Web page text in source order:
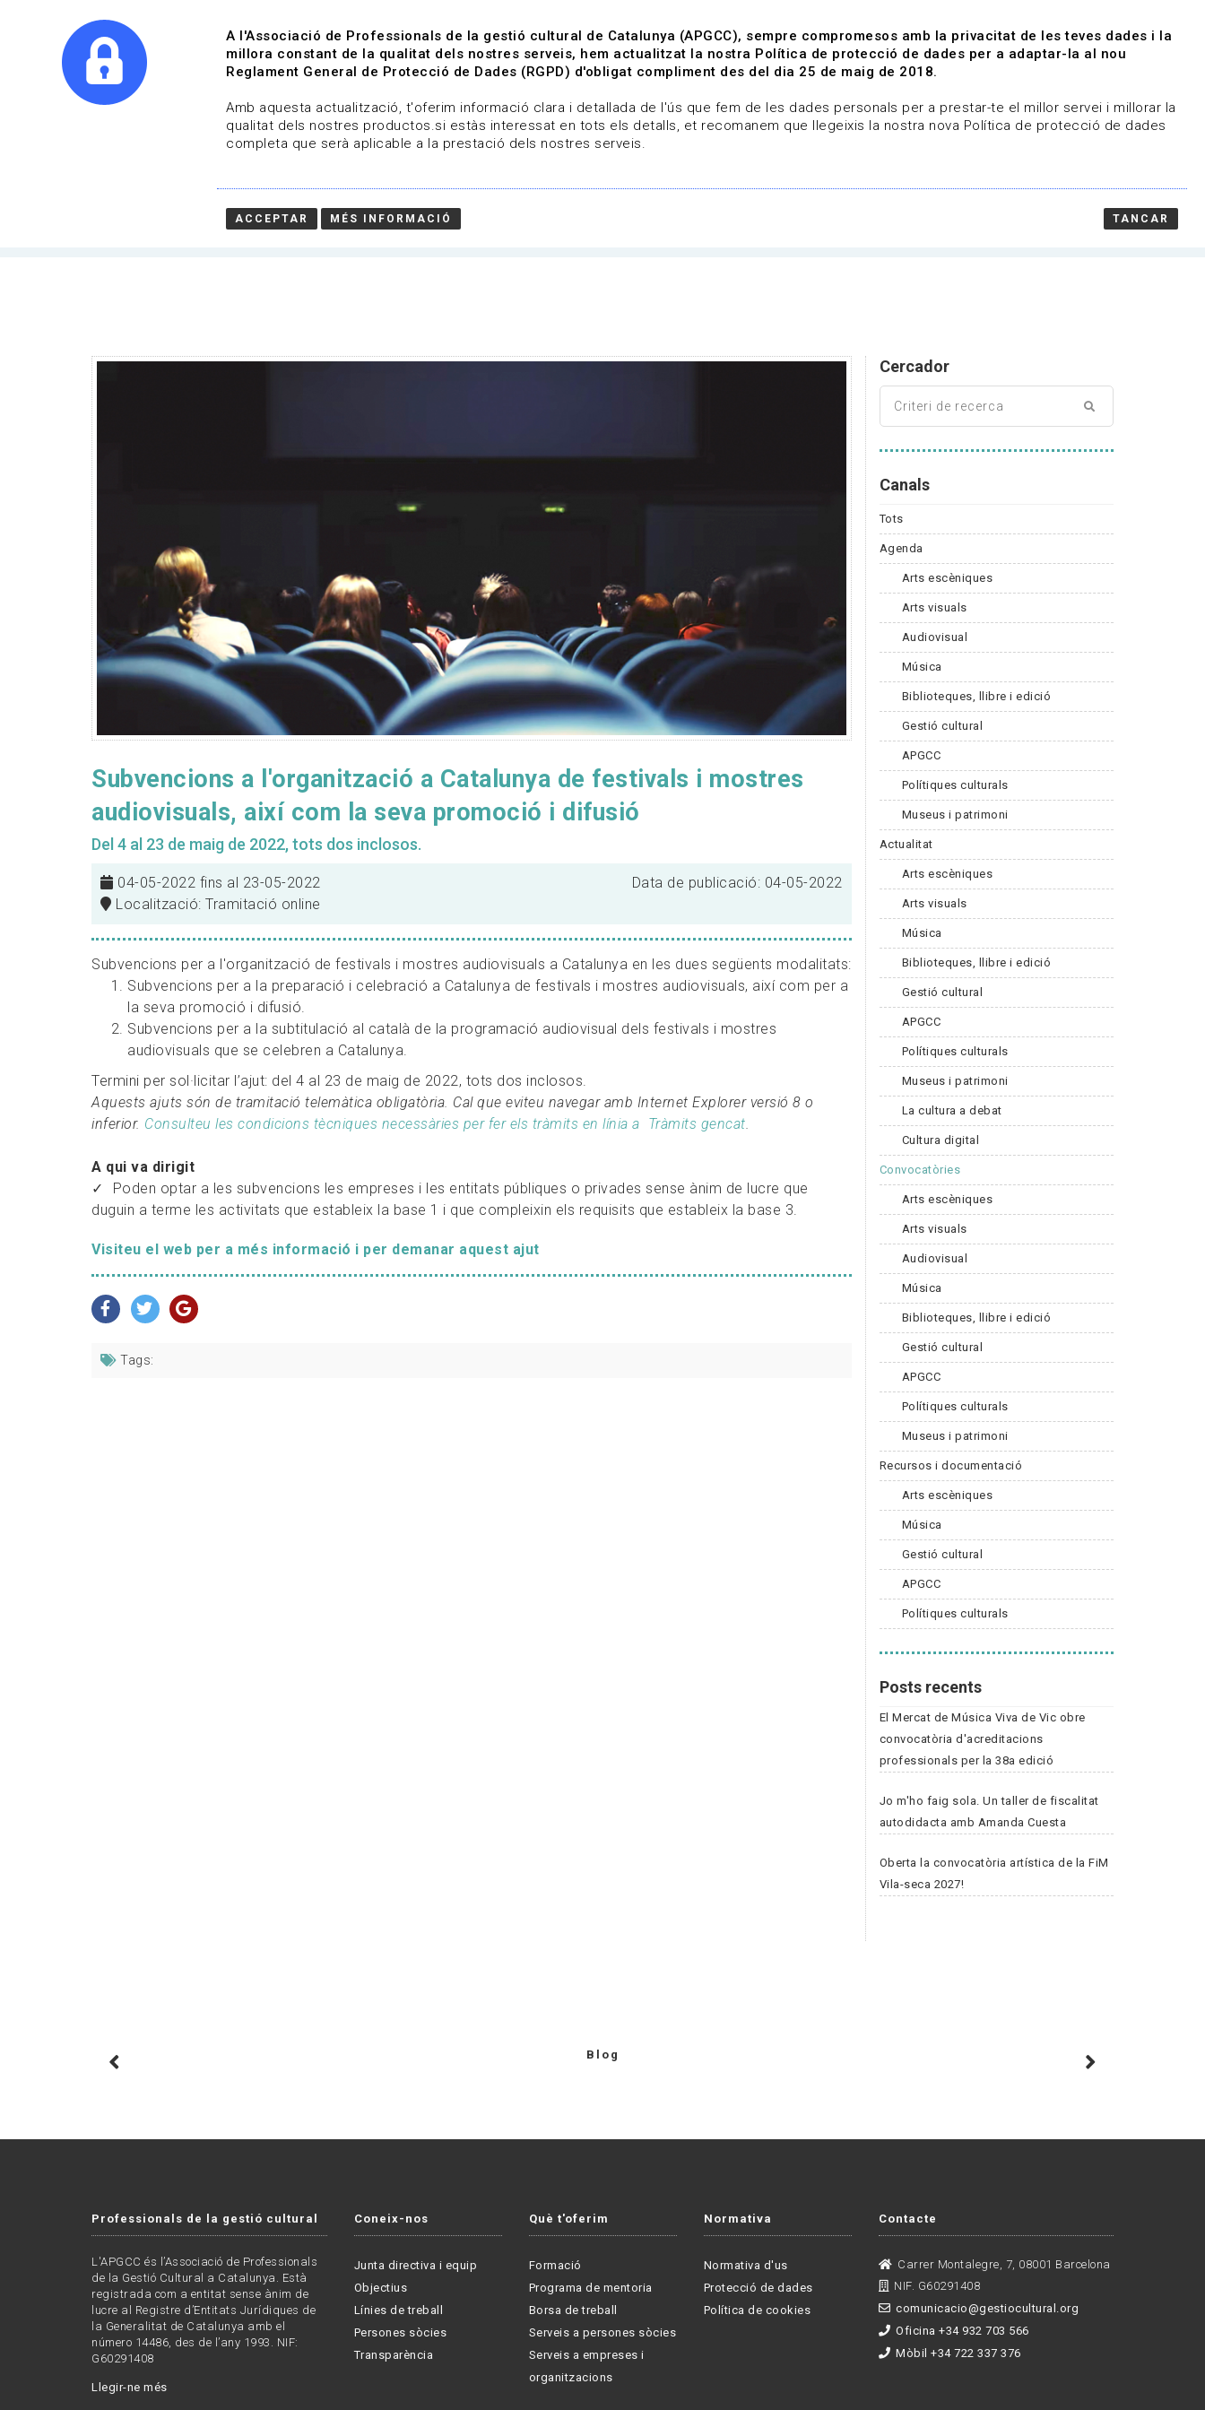
Qui som Línies de treball Projectes Serveis A qui representem Contacte
Convocatòries | Audiovisual
04-05-2022 fins al 23-05-2022
Subvencions a l'organització a Catalunya de festivals i mostres
audiovisuals, així com la seva promoció i difusió
Del 4 al 23 de maig de 2022, tots dos inclosos.
04-05-2022 fins al 23-05-2022
Localització: Tramitació online
Data de publicació: 04-05-2022
Subvencions per a l'organització de festivals i mostres audiovisuals a Catalunya en les dues següents modalitats:
Subvencions per a la preparació i celebració a Catalunya de festivals i mostres audiovisuals, així com per a
la seva promoció i difusió.
Subvencions per a la subtitulació al català de la programació audiovisual dels festivals i mostres
audiovisuals que se celebren a Catalunya.
Termini per sol·licitar l’ajut: del 4 al 23 de maig de 2022, tots dos inclosos.
Aquests ajuts són de tramitació telemàtica obligatòria. Cal que eviteu navegar amb Internet Explorer versió 8 o
inferior. Consulteu les condicions tècniques necessàries per fer els tràmits en línia a Tràmits gencat.
A qui va dirigit
Poden optar a les subvencions les empreses i les entitats públiques o privades sense ànim de lucre que
duguin a terme les activitats que estableix la base 1 i que compleixin els requisits que estableix la base 3.
Visiteu el web per a més informació i per demanar aquest ajut
Tags:
Cercador
Canals
Tots
Agenda
Arts escèniques
Arts visuals
Audiovisual
Música
Biblioteques, llibre i edició
Gestió cultural
APGCC
Polítiques culturals
Museus i patrimoni
Actualitat
Arts escèniques
Arts visuals
Música
Biblioteques, llibre i edició
Gestió cultural
APGCC
Polítiques culturals
Museus i patrimoni
La cultura a debat
Cultura digital
Convocatòries
Arts escèniques
Arts visuals
Audiovisual
Música
Biblioteques, llibre i edició
Gestió cultural
APGCC
Polítiques culturals
Museus i patrimoni
Recursos i documentació
Arts escèniques
Música
Gestió cultural
APGCC
Polítiques culturals
Posts recents
El Mercat de Música Viva de Vic obre
convocatòria d'acreditacions
professionals per la 38a edició
Jo m'ho faig sola. Un taller de fiscalitat
autodidacta amb Amanda Cuesta
Oberta la convocatòria artística de la FiM
Vila-seca 2027!
Blog
Professionals de la gestió cultural
L'APGCC és l’Associació de Professionals
de la Gestió Cultural a Catalunya. Està
registrada com a entitat sense ànim de
lucre al Registre d’Entitats Jurídiques de
la Generalitat de Catalunya amb el
número 14486, des de l’any 1993. NIF:
G60291408
Llegir-ne més
Coneix-nos
Junta directiva i equip
Objectius
Línies de treball
Persones sòcies
Transparència
Què t'oferim
Formació
Programa de mentoria
Borsa de treball
Serveis a persones sòcies
Serveis a empreses i
organitzacions
Normativa
Normativa d'us
Protecció de dades
Política de cookies
Contacte
Carrer Montalegre, 7, 08001 Barcelona
NIF. G60291408
comunicacio@gestiocultural.org
Oficina +34 932 703 566
Mòbil +34 722 337 376
A l'Associació de Professionals de la gestió cultural de Catalunya (APGCC), sempre compromesos amb la privacitat de les teves dades i la
millora constant de la qualitat dels nostres serveis, hem actualitzat la nostra Política de protecció de dades per a adaptar-la al nou
Reglament General de Protecció de Dades (RGPD) d'obligat compliment des del dia 25 de maig de 2018.
Amb aquesta actualització, t'oferim informació clara i detallada de l'ús que fem de les dades personals per a prestar-te el millor servei i millorar la
qualitat dels nostres productos.si estàs interessat en tots els detalls, et recomanem que llegeixis la nostra nova Política de protecció de dades
completa que serà aplicable a la prestació dels nostres serveis.
ACCEPTAR MÉS INFORMACIÓ TANCAR